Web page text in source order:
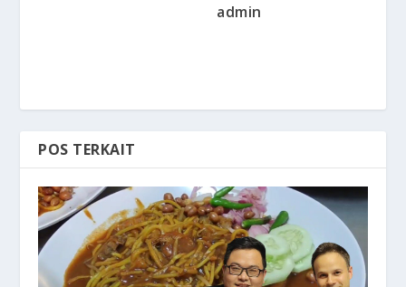
admin
POS TERKAIT